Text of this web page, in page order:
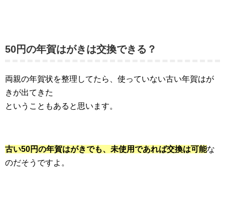
50円の年賀はがきは交換できる？
両親の年賀状を整理してたら、使っていない古い年賀はが
きが出てきた
ということもあると思います。
古い50円の年賀はがきでも、未使用であれば交換は可能な
のだそうですよ。